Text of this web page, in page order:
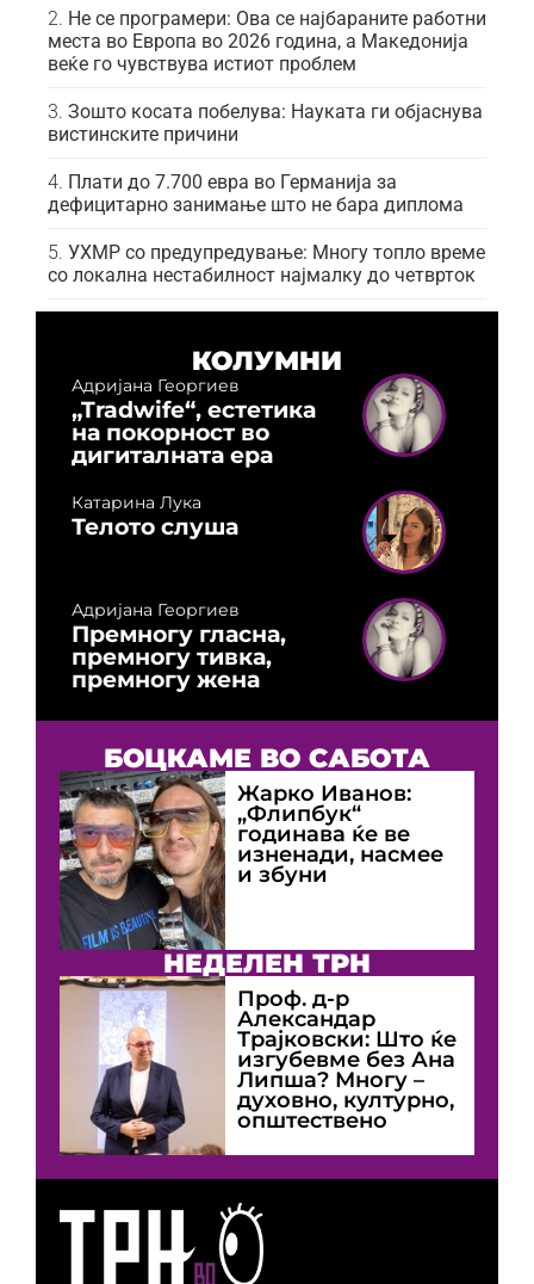
Не се програмери: Ова се најбараните работни
места во Европа во 2026 година, а Македонија
веќе го чувствува истиот проблем
Зошто косата побелува: Науката ги објаснува
вистинските причини
Плати до 7.700 евра во Германија за
дефицитарно занимање што не бара диплома
УХМР со предупредување: Многу топло време
со локална нестабилност најмалку до четврток
КОЛУМНИ
Адријана Георгиев
„Tradwife“, естетика
на покорност во
дигиталната ера
Катарина Лука
Телото слуша
Адријана Георгиев
Премногу гласна,
премногу тивка,
премногу жена
БОЦКАМЕ ВО САБОТА
Жарко Иванов:
„Флипбук“
годинава ќе ве
изненади, насмее
и збуни
НЕДЕЛЕН ТРН
Проф. д-р
Александар
Трајковски: Што ќе
изгубевме без Ана
Липша? Многу –
духовно, културно,
општествено